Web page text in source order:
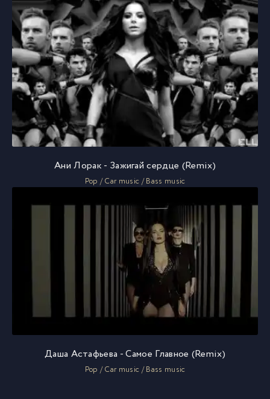
Ани Лорак - Зажигай сердце (Remix)
Pop / Car music / Bass music
Даша Астафьева - Самое Главное (Remix)
Pop / Car music / Bass music